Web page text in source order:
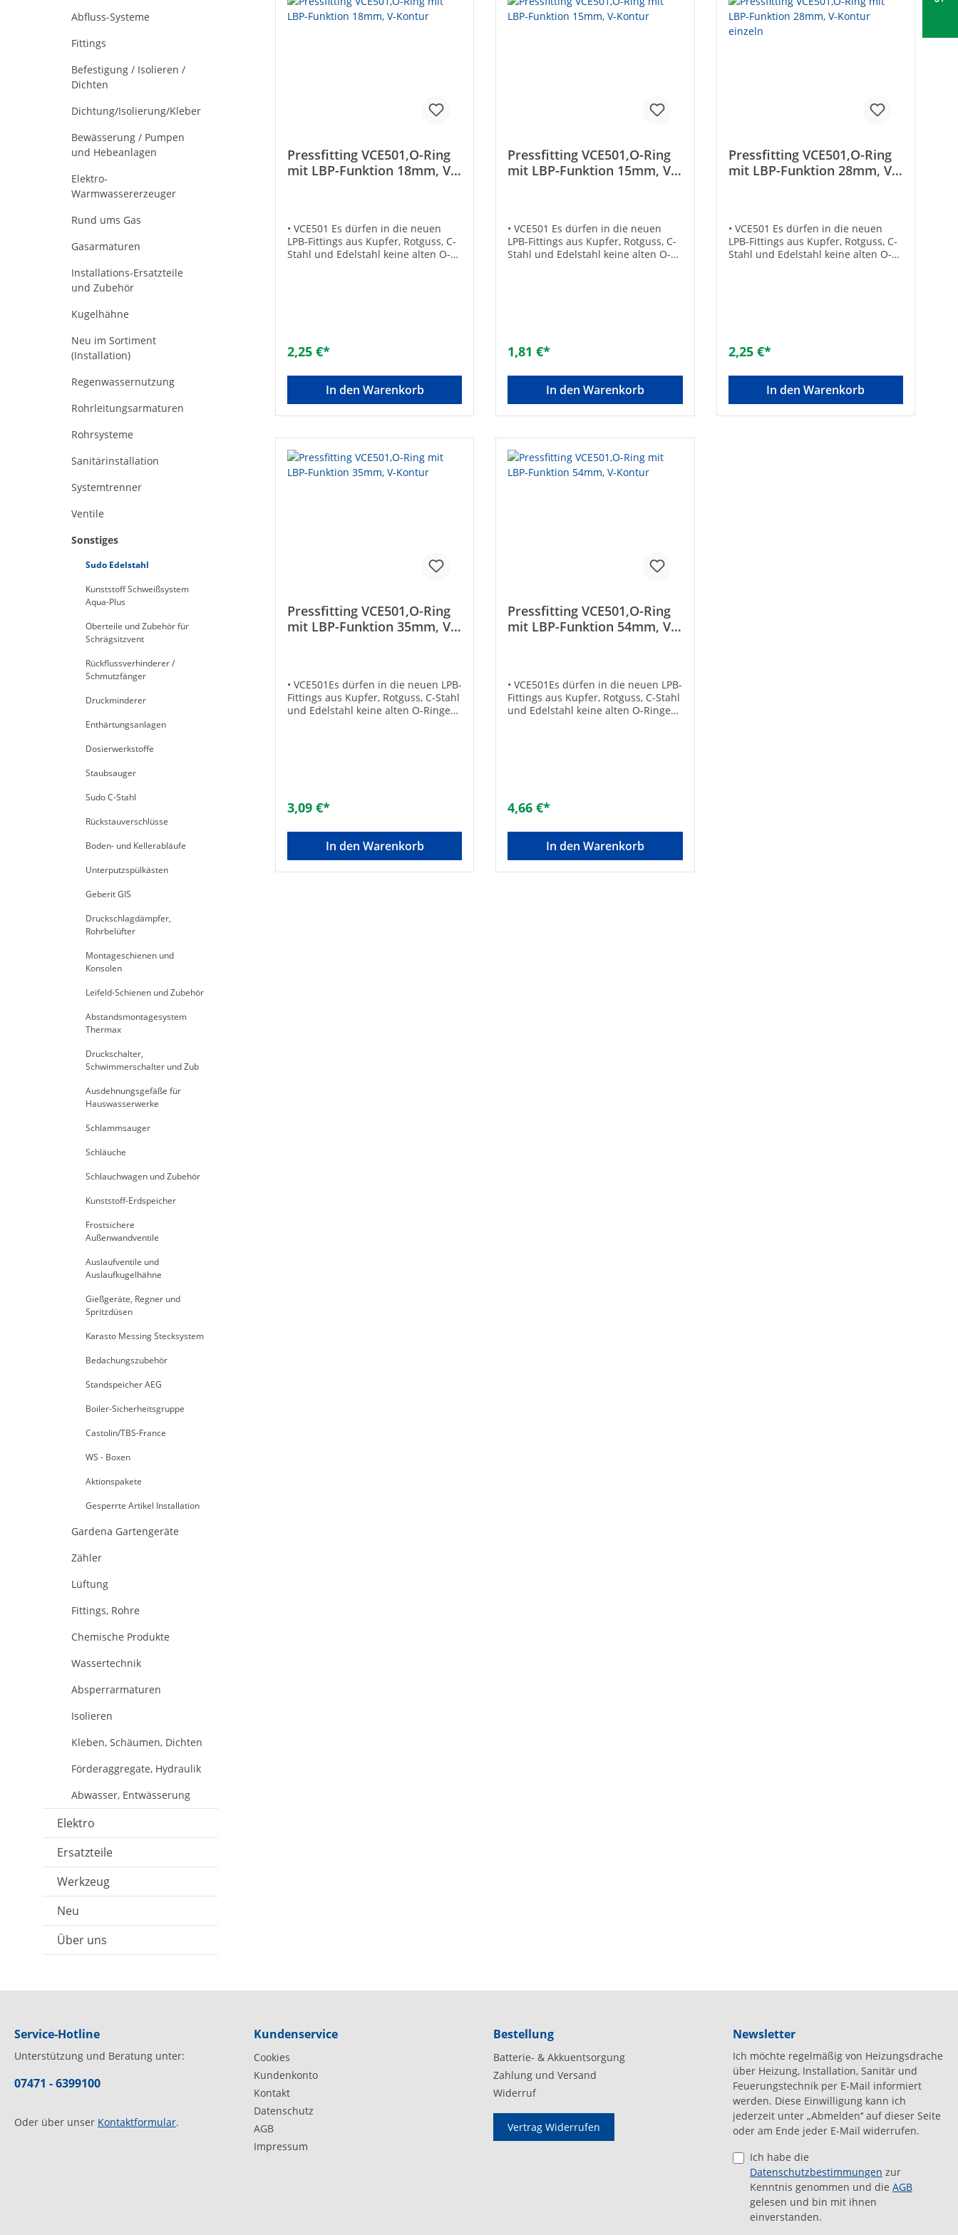
Abfluss-Systeme
Fittings
Befestigung / Isolieren /
Dichten
Dichtung/Isolierung/Kleber
Bewässerung / Pumpen
und Hebeanlagen
Elektro-
Warmwassererzeuger
Rund ums Gas
Gasarmaturen
Installations-Ersatzteile
und Zubehör
Kugelhähne
Neu im Sortiment
(Installation)
Regenwassernutzung
Rohrleitungsarmaturen
Rohrsysteme
Sanitärinstallation
Systemtrenner
Ventile
Sonstiges
Sudo Edelstahl
Kunststoff Schweißsystem
Aqua-Plus
Oberteile und Zubehör für
Schrägsitzvent
Rückflussverhinderer /
Schmutzfänger
Druckminderer
Enthärtungsanlagen
Dosierwerkstoffe
Staubsauger
Sudo C-Stahl
Rückstauverschlüsse
Boden- und Kellerabläufe
Unterputzspülkästen
Geberit GIS
Druckschlagdämpfer,
Rohrbelüfter
Montageschienen und
Konsolen
Leifeld-Schienen und Zubehör
Abstandsmontagesystem
Thermax
Druckschalter,
Schwimmerschalter und Zub
Ausdehnungsgefäße für
Hauswasserwerke
Schlammsauger
Schläuche
Schlauchwagen und Zubehör
Kunststoff-Erdspeicher
Frostsichere
Außenwandventile
Auslaufventile und
Auslaufkugelhähne
Gießgeräte, Regner und
Spritzdüsen
Karasto Messing Stecksystem
Bedachungszubehör
Standspeicher AEG
Boiler-Sicherheitsgruppe
Castolin/TBS-France
WS - Boxen
Aktionspakete
Gesperrte Artikel Installation
Gardena Gartengeräte
Zähler
Lüftung
Fittings, Rohre
Chemische Produkte
Wassertechnik
Absperrarmaturen
Isolieren
Kleben, Schäumen, Dichten
Förderaggregate, Hydraulik
Abwasser, Entwässerung
Elektro
Ersatzteile
Werkzeug
Neu
Über uns
Pressfitting VCE501,O-Ring
mit LBP-Funktion 18mm, V-
• VCE501 Es dürfen in die neuen
LPB-Fittings aus Kupfer, Rotguss, C-
Stahl und Edelstahl keine alten O-
aus Kupfer/Rotguss• O-Ring aus
EPDM (Farbe schwarz)• Unverpresst
Temperatur bei Warm- und
Kaltwasser max.: 95°C / Druck max.:
10 bar• Temperatur bei
Heizungsinstallationen max.: 110°C
Nr.: 6569827Größe: 18 mmMarke:
AalbertsEAN: 3430650366015Art des
Zubehörs: O-RingGröße [mm]:
2,25 €*
In den Warenkorb
Pressfitting VCE501,O-Ring
mit LBP-Funktion 15mm, V-
• VCE501 Es dürfen in die neuen
LPB-Fittings aus Kupfer, Rotguss, C-
Stahl und Edelstahl keine alten O-
aus Kupfer/Rotguss• O-Ring aus
EPDM (Farbe schwarz)• Unverpresst
Temperatur bei Warm- und
Kaltwasser max.: 95°C / Druck max.:
10 bar• Temperatur bei
Heizungsinstallationen max.: 110°C
Nr.: 6569816Größe: 15 mmMarke:
AalbertsEAN: 3430650365995Art des
Zubehörs: O-RingGröße [mm]:
1,81 €*
In den Warenkorb
Pressfitting VCE501,O-Ring
mit LBP-Funktion 28mm, V-
• VCE501 Es dürfen in die neuen
LPB-Fittings aus Kupfer, Rotguss, C-
Stahl und Edelstahl keine alten O-
aus Kupfer/Rotguss• O-Ring aus
EPDM (Farbe schwarz)• Unverpresst
Temperatur bei Warm- und
Kaltwasser max.: 95°C / Druck max.:
10 bar• Temperatur bei
Heizungsinstallationen max.: 110°C
2,25 €*
In den Warenkorb
Pressfitting VCE501,O-Ring
mit LBP-Funktion 35mm, V-
• VCE501Es dürfen in die neuen LPB-
Fittings aus Kupfer, Rotguss, C-Stahl
und Edelstahl keine alten O-Ringe
EPDM (Farbe schwarz)• Unverpresst
undicht• Druckluft max.: 16 bar•
Kaltwasser max.: 95°C / Druck max.:
10 bar• Temperatur bei
Heizungsinstallationen max.: 110°C
/ Druck max.: 6 bar Hersteller Art-
3,09 €*
In den Warenkorb
Pressfitting VCE501,O-Ring
mit LBP-Funktion 54mm, V-
• VCE501Es dürfen in die neuen LPB-
Fittings aus Kupfer, Rotguss, C-Stahl
und Edelstahl keine alten O-Ringe
EPDM (Farbe schwarz)• Unverpresst
undicht• Druckluft max.: 16 bar•
Kaltwasser max.: 95°C / Druck max.:
10 bar• Temperatur bei
Heizungsinstallationen max.: 110°C
/ Druck max.: 6 bar Hersteller Art-
4,66 €*
In den Warenkorb
Service-Hotline
Unterstützung und Beratung unter:
07471 - 6399100
Oder über unser Kontaktformular.
Kundenservice
Cookies
Kundenkonto
Kontakt
Datenschutz
AGB
Impressum
Bestellung
Batterie- & Akkuentsorgung
Zahlung und Versand
Widerruf
Vertrag Widerrufen
Newsletter
Ich möchte regelmäßig von Heizungsdrache
über Heizung, Installation, Sanitär und
Feuerungstechnik per E-Mail informiert
werden. Diese Einwilligung kann ich
jederzeit unter „Abmelden‘‘ auf dieser Seite
oder am Ende jeder E-Mail widerrufen.
Ich habe die
Datenschutzbestimmungen zur
Kenntnis genommen und die AGB
gelesen und bin mit ihnen
einverstanden.